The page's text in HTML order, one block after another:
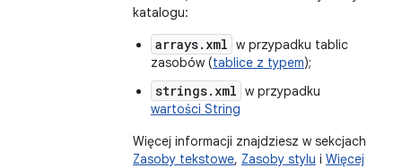
katalogu:
arrays.xml w przypadku tablic
zasobów (tablice z typem);
strings.xml w przypadku
wartości String
Więcej informacji znajdziesz w sekcjach
Zasoby tekstowe, Zasoby stylu i Więcej